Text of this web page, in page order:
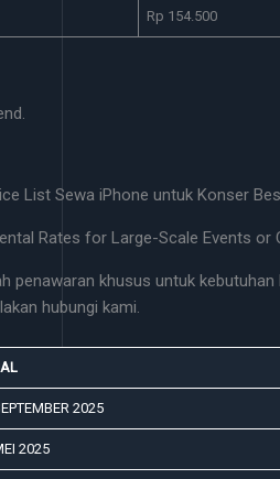
Rp 154.500
List Sewa iPhone untuk Konser
Rates for Large-Scale Events or
penawaran khusus untuk
hubungi kami.
2025
2025